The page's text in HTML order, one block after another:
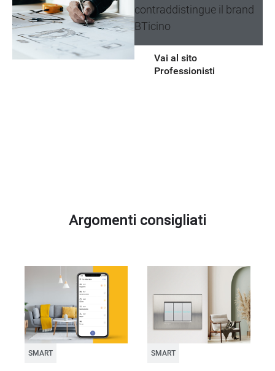
contraddistingue il brand
BTicino
Vai al sito
Professionisti
Argomenti consigliati
SMART SMART